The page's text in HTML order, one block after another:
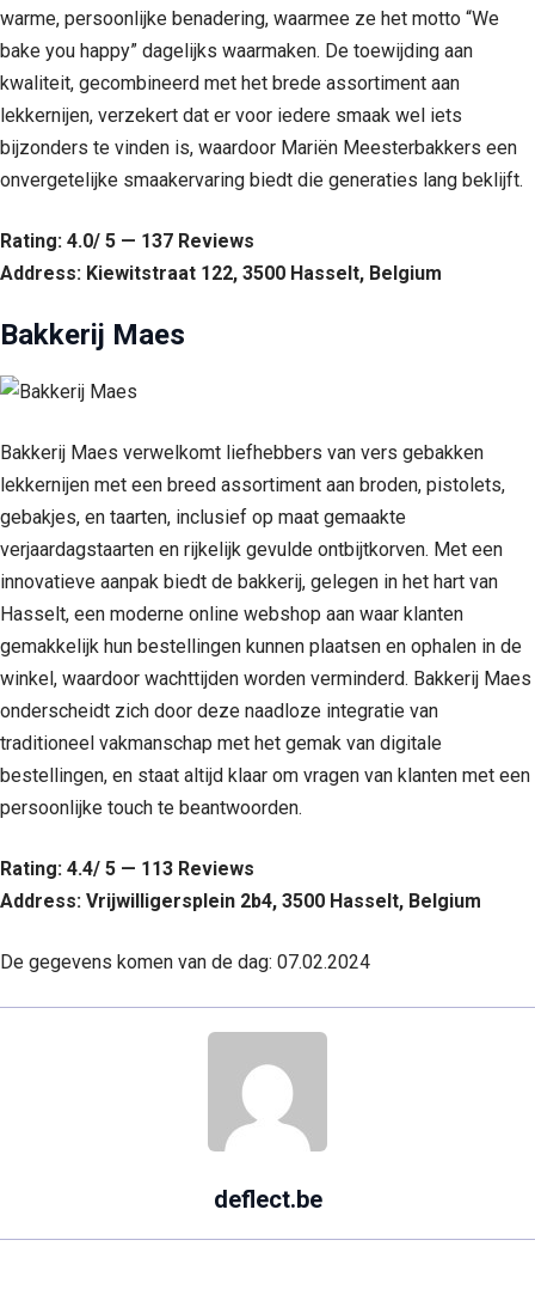
warme, persoonlijke benadering, waarmee ze het motto “We
bake you happy” dagelijks waarmaken. De toewijding aan
kwaliteit, gecombineerd met het brede assortiment aan
lekkernijen, verzekert dat er voor iedere smaak wel iets
bijzonders te vinden is, waardoor Mariën Meesterbakkers een
onvergetelijke smaakervaring biedt die generaties lang beklijft.
Rating: 4.0/ 5 — 137 Reviews
Address: Kiewitstraat 122, 3500 Hasselt, Belgium
Bakkerij Maes
Bakkerij Maes verwelkomt liefhebbers van vers gebakken
lekkernijen met een breed assortiment aan broden, pistolets,
gebakjes, en taarten, inclusief op maat gemaakte
verjaardagstaarten en rijkelijk gevulde ontbijtkorven. Met een
innovatieve aanpak biedt de bakkerij, gelegen in het hart van
Hasselt, een moderne online webshop aan waar klanten
gemakkelijk hun bestellingen kunnen plaatsen en ophalen in de
winkel, waardoor wachttijden worden verminderd. Bakkerij Maes
onderscheidt zich door deze naadloze integratie van
traditioneel vakmanschap met het gemak van digitale
bestellingen, en staat altijd klaar om vragen van klanten met een
persoonlijke touch te beantwoorden.
Rating: 4.4/ 5 — 113 Reviews
Address: Vrijwilligersplein 2b4, 3500 Hasselt, Belgium
De gegevens komen van de dag: 07.02.2024
deflect.be